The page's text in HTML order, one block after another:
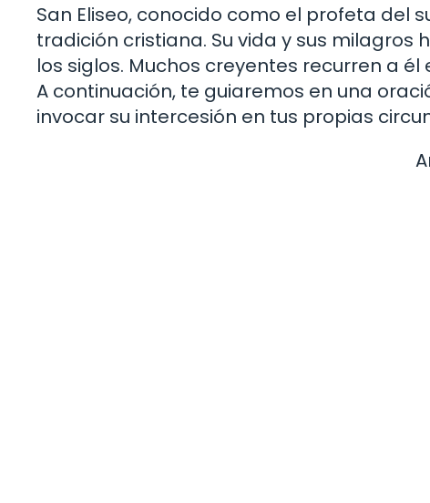
San Eliseo, conocido como el profeta del
tradición cristiana. Su vida y sus
los siglos. Muchos creyentes recurren a
A continuación, te guiaremos en una
invocar su intercesión en tus propias